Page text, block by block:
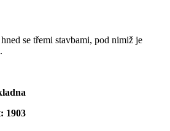
se třemi stavbami, pod nimiž je
1903